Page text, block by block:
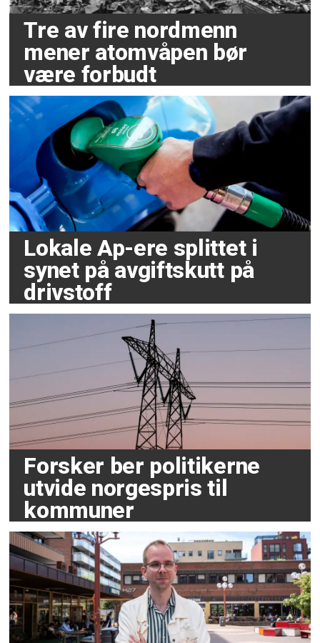
Tre av fire nordmenn
mener atomvåpen bør
være forbudt
Lokale Ap-ere splittet i
synet på avgiftskutt på
drivstoff
Forsker ber politikerne
utvide norgespris til
kommuner